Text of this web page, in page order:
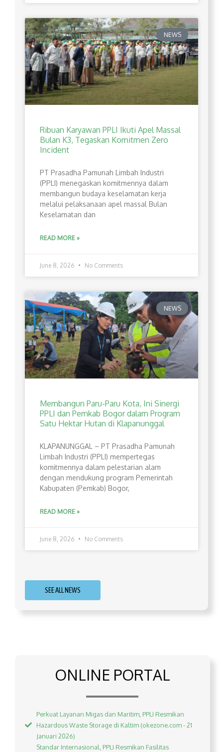
NEWS
Ribuan Karyawan PPLI Ikuti Apel Massal
Bulan K3, Tegaskan Komitmen Zero
Incident
PT Prasadha Pamunah Limbah Industri
(PPLI) menegaskan komitmennya dalam
membangun budaya keselamatan kerja
melalui pelaksanaan apel massal Bulan
Keselamatan dan
READ MORE »
June 8, 2026 No Comments
NEWS
Membangun Paru-Paru Kota, Ini Sinergi
PPLI dan Pemkab Bogor dalam Program
Satu Hektar Hutan di Klapanunggal
​KLAPANUNGGAL – PT Prasadha Pamunah
Limbah Industri (PPLI) mempertegas
komitmennya dalam pelestarian alam
dengan mendukung program Pemerintah
Kabupaten (Pemkab) Bogor,
READ MORE »
June 8, 2026 No Comments
SEE ALL NEWS
ONLINE PORTAL
Perkuat Layanan Migas dan Maritim, PPLI Resmikan
Hazardous Waste Storage di Kaltim (okezone.com - 21
Januari 2026)
Standar Internasional, PPLI Resmikan Fasilitas